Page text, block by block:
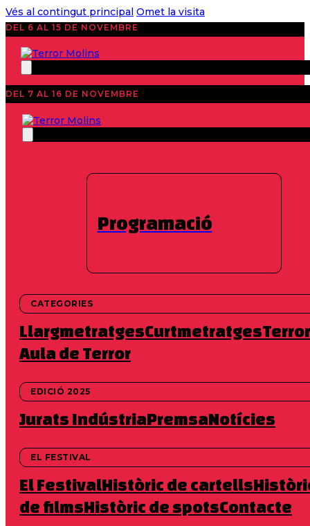
Vés al contingut principal Omet la visita
DEL 6 AL 15 DE NOVEMBRE
DEL 7 AL 16 DE NOVEMBRE
Programació
CATEGORIES
LlargmetratgesCurtmetratges
Aula de Terror
EDICIÓ 2025
Jurats IndústriaPremsaNotícies
EL FESTIVAL
El FestivalHistòric de cartells
de filmsHistòric de spotsContacte
Històric de cartells